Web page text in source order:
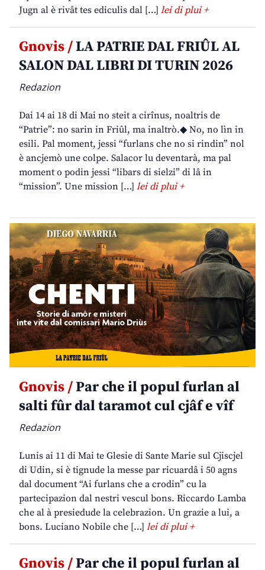
Jugn al è rivât tes ediculis dal […] lei di plui +
Gnovis /LA PATRIE DAL FRIÛL AL
SALON DAL LIBRI DI TURIN 2026
Redazion
Dai 14 ai 18 di Mai no steit a cirînus, noaltris de
“Patrie”: no sarin in Friûl, ma inaltrò.◆ No, no lìn in
esili. Pal moment, jessi “furlans che no si rindin” nol
è ancjemò une colpe. Salacor lu deventarà, ma pal
moment o podin jessi “libars di sielzi” di lâ in
“mission”. Une mission […] lei di plui +
Gnovis /Par che il popul furlan al
salti fûr dal taramot cul cjâf e vîf
Redazion
Lunis ai 11 di Mai te Glesie di Sante Marie sul Cjiscjel
di Udin, si è tignude la messe par ricuardâ i 50 agns
dal document “Ai furlans che a crodin” cu la
partecipazion dal nestri vescul bons. Riccardo Lamba
che al à presiedude la celebrazion. Un grazie a lui, a
bons. Luciano Nobile che […] lei di plui +
Gnovis /Par che il popul furlan al